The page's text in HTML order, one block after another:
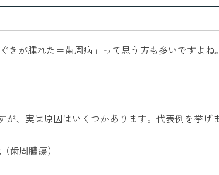
ぐきが腫れた＝歯周病」って思う方も多いですよね。
が、実は原因はいくつかあります。代表例を挙げ
歯周膿瘍）